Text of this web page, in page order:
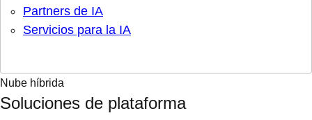
Partners de IA
Servicios para la IA
Nube híbrida
Soluciones de plataforma